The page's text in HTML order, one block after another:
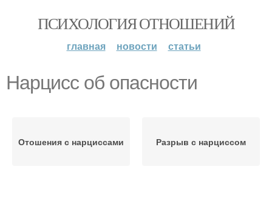
ПСИХОЛОГИЯ ОТНОШЕНИЙ
главная новости статьи
Нарцисс об опасности
Отошения с нарциссами Разрыв с нарциссом